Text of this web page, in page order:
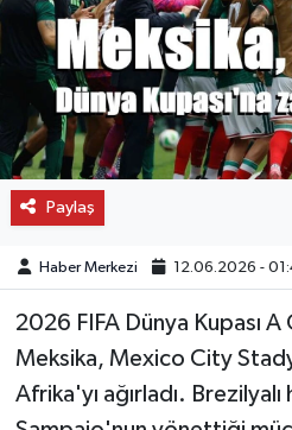
Paylaş
Haber Merkezi 12.06.2026 -
2026 FIFA Dünya Kupası A
Meksika, Mexico City
Afrika'yı ağırladı.
SAĞLIK
SON DAKİKA
SPOR
FİNANS